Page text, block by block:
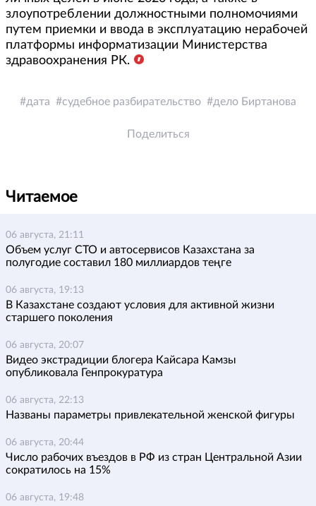
злоупотреблении должностными полномочиями
путем приемки и ввода в эксплуатацию нерабочей
платформы информатизации Министерства
здравоохранения РК.
дата судебное разбирательство дело Биртанова
Поделиться
Читаемое
06 августа, 21:11
Объем услуг СТО и автосервисов Казахстана за
полугодие составил 180 миллиардов теңге
06 августа, 19:13
В Казахстане создают условия для активной жизни
старшего поколения
06 августа, 20:07
Видео экстрадиции блогера Кайсара Камзы
опубликовала Генпрокуратура
06 августа, 22:13
Названы параметры привлекательной женской фигуры
06 августа, 20:44
Число рабочих въездов в РФ из стран Центральной Азии
сократилось на 15%
06 августа, 19:48